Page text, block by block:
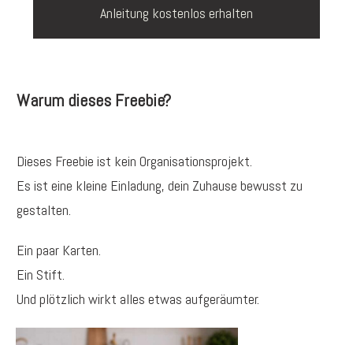
Anleitung kostenlos erhalten
Warum dieses Freebie?
Dieses Freebie ist kein Organisationsprojekt.
Es ist eine kleine Einladung, dein Zuhause bewusst zu
gestalten.
Ein paar Karten.
Ein Stift.
Und plötzlich wirkt alles etwas aufgeräumter.